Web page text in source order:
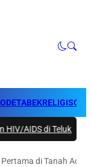
RELIGI
di Teluk Bintuni|#3 -
di Tanah